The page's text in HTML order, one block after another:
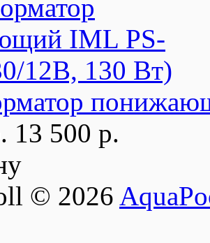
13 500 р.
© 2026